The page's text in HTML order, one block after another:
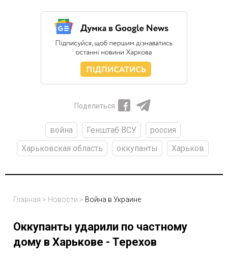
Поделиться
война Генштаб ВСУ
россия
Харьковская область
оккупанты Харьков
Главная > Новости > Война в Украине
Оккупанты ударили по частному
дому в Харькове - Терехов